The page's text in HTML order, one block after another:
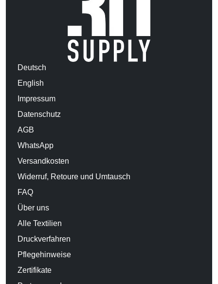
Deutsch
English
Impressum
Datenschutz
AGB
WhatsApp
Versandkosten
Widerruf, Retoure und Umtausch
FAQ
Über uns
Alle Textilien
Druckverfahren
Pflegehinweise
Zertifikate